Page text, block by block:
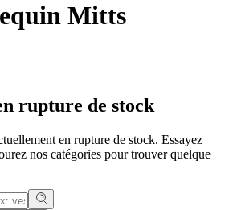
Mitts
rupture de stock
en rupture de stock. Essayez
nos catégories pour trouver quelque